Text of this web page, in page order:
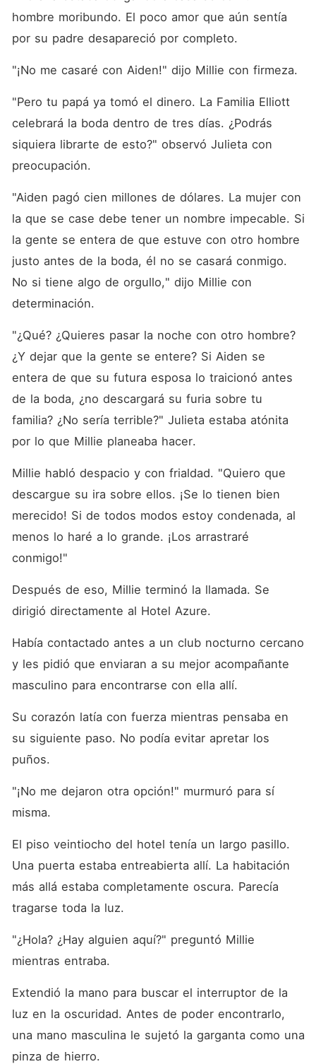
hombre moribundo. El poco amor que aún sentía
por su padre desapareció por completo.
"¡No me casaré con Aiden!" dijo Millie con firmeza.
"Pero tu papá ya tomó el dinero. La Familia Elliott
celebrará la boda dentro de tres días. ¿Podrás
siquiera librarte de esto?" observó Julieta con
preocupación.
"Aiden pagó cien millones de dólares. La mujer con
la que se case debe tener un nombre impecable. Si
la gente se entera de que estuve con otro hombre
justo antes de la boda, él no se casará conmigo.
No si tiene algo de orgullo," dijo Millie con
determinación.
"¿Qué? ¿Quieres pasar la noche con otro hombre?
¿Y dejar que la gente se entere? Si Aiden se
entera de que su futura esposa lo traicionó antes
de la boda, ¿no descargará su furia sobre tu
familia? ¿No sería terrible?" Julieta estaba atónita
por lo que Millie planeaba hacer.
Millie habló despacio y con frialdad. "Quiero que
descargue su ira sobre ellos. ¡Se lo tienen bien
merecido! Si de todos modos estoy condenada, al
menos lo haré a lo grande. ¡Los arrastraré
conmigo!"
Después de eso, Millie terminó la llamada. Se
dirigió directamente al Hotel Azure.
Había contactado antes a un club nocturno cercano
y les pidió que enviaran a su mejor acompañante
masculino para encontrarse con ella allí.
Su corazón latía con fuerza mientras pensaba en
su siguiente paso. No podía evitar apretar los
puños.
"¡No me dejaron otra opción!" murmuró para sí
misma.
El piso veintiocho del hotel tenía un largo pasillo.
Una puerta estaba entreabierta allí. La habitación
más allá estaba completamente oscura. Parecía
tragarse toda la luz.
"¿Hola? ¿Hay alguien aquí?" preguntó Millie
mientras entraba.
Extendió la mano para buscar el interruptor de la
luz en la oscuridad. Antes de poder encontrarlo,
una mano masculina le sujetó la garganta como una
pinza de hierro.